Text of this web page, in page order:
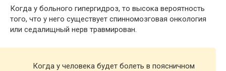
Когда у больного гипергидроз, то высока вероятность
того, что у него существует спинномозговая онкология
или седалищный нерв травмирован.
Когда у человека будет болеть в поясничном